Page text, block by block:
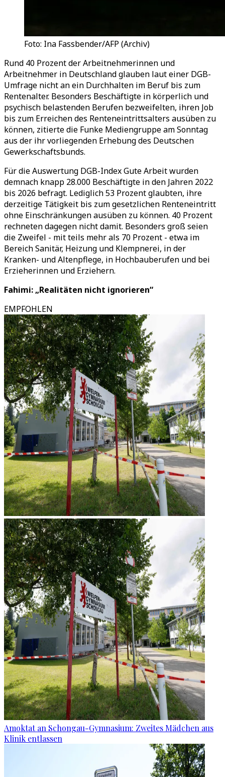
Foto: Ina Fassbender/AFP (Archiv)
Rund 40 Prozent der Arbeitnehmerinnen und
Arbeitnehmer in Deutschland glauben laut einer DGB-
Umfrage nicht an ein Durchhalten im Beruf bis zum
Rentenalter. Besonders Beschäftigte in körperlich und
psychisch belastenden Berufen bezweifelten, ihren Job
bis zum Erreichen des Renteneintrittsalters ausüben zu
können, zitierte die Funke Mediengruppe am Sonntag
aus der ihr vorliegenden Erhebung des Deutschen
Gewerkschaftsbunds.
Für die Auswertung DGB-Index Gute Arbeit wurden
demnach knapp 28.000 Beschäftigte in den Jahren 2022
bis 2026 befragt. Lediglich 53 Prozent glaubten, ihre
derzeitige Tätigkeit bis zum gesetzlichen Renteneintritt
ohne Einschränkungen ausüben zu können. 40 Prozent
rechneten dagegen nicht damit. Besonders groß seien
die Zweifel - mit teils mehr als 70 Prozent - etwa im
Bereich Sanitär, Heizung und Klempnerei, in der
Kranken- und Altenpflege, in Hochbauberufen und bei
Erzieherinnen und Erziehern.
Fahimi: „Realitäten nicht ignorieren“
EMPFOHLEN
Amoktat an Schongau-Gymnasium: Zweites Mädchen aus
Klinik entlassen